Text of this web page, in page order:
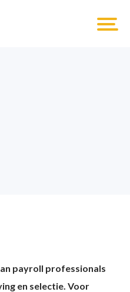
payroll professionals
en selectie. Voor